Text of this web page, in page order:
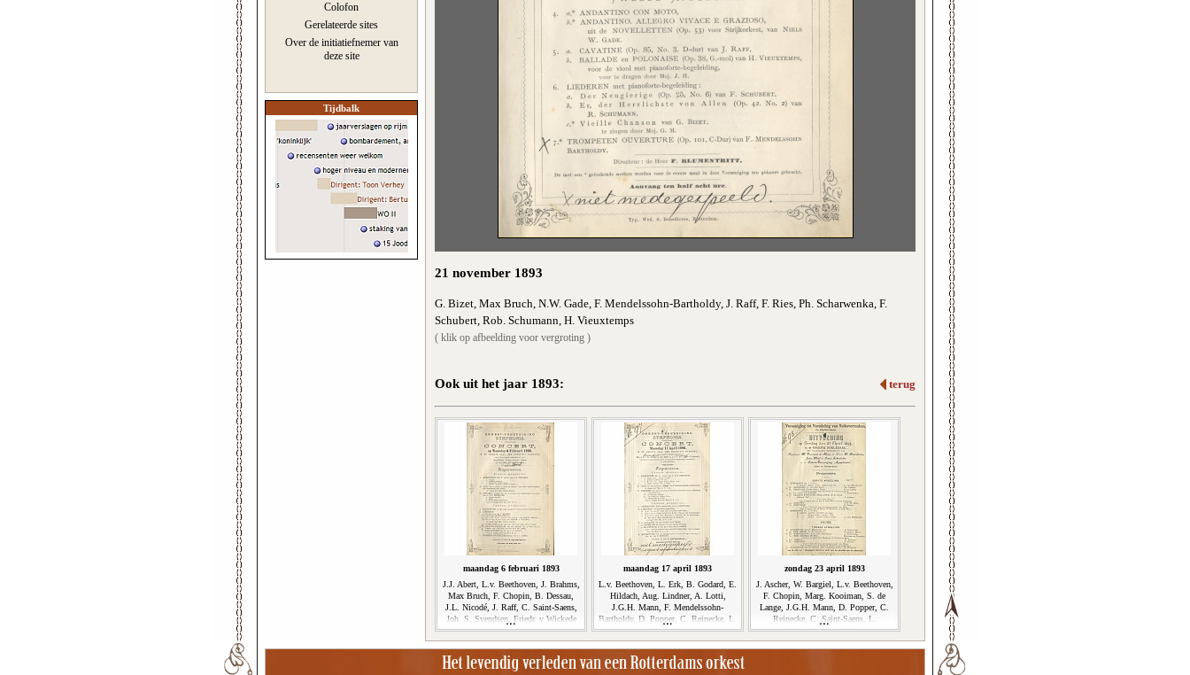
Colofon
Gerelateerde sites
Over de initiatiefnemer van
deze site
Tijdbalk
21 november 1893
G. Bizet, Max Bruch, N.W. Gade, F. Mendelssohn-Bartholdy, J. Raff, F. Ries, Ph. Scharwenka, F.
Schubert, Rob. Schumann, H. Vieuxtemps
( klik op afbeelding voor vergroting )
terug
Ook uit het jaar 1893:
maandag 6 februari 1893
J.J. Abert, L.v. Beethoven, J. Brahms,
Max Bruch, F. Chopin, B. Dessau,
J.L. Nicodé, J. Raff, C. Saint-Saens,
Joh. S. Svendsen, Friedr. v Wickede
maandag 17 april 1893
L.v. Beethoven, L. Erk, B. Godard, E.
Hildach, Aug. Lindner, A. Lotti,
J.G.H. Mann, F. Mendelssohn-
Bartholdy, D. Popper, C. Reinecke, L.
Schnitzler
zondag 23 april 1893
J. Ascher, W. Bargiel, L.v. Beethoven,
F. Chopin, Marg. Kooiman, S. de
Lange, J.G.H. Mann, D. Popper, C.
Reinecke, C. Saint-Saens, L.
Schnitzler, Th. Verhey